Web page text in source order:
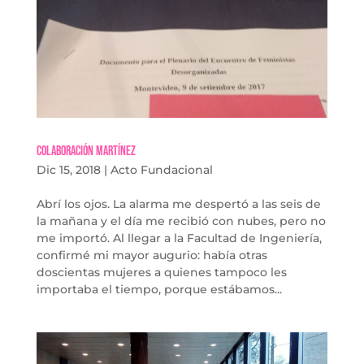
Colaboración Martínez
Dic 15, 2018| Acto Fundacional
Abrí los ojos. La alarma me despertó a las seis de
la mañana y el día me recibió con nubes, pero no
me importó. Al llegar a la Facultad de Ingeniería,
confirmé mi mayor augurio: había otras
doscientas mujeres a quienes tampoco les
importaba el tiempo, porque estábamos...